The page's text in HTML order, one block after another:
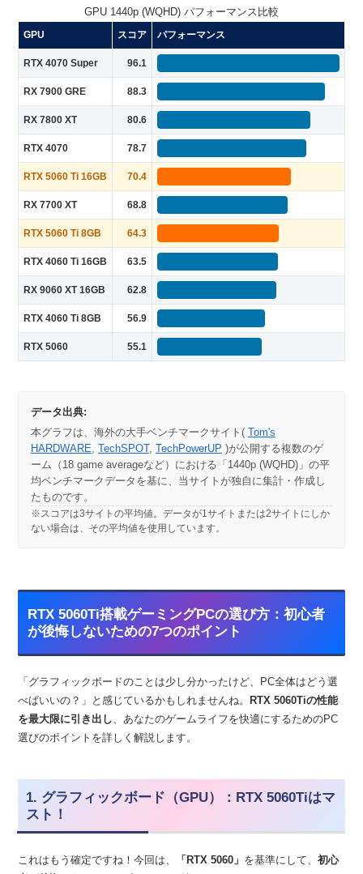
GPU 1440p (WQHD) パフォーマンス比較
GPU スコア パフォーマンス
RTX 4070 Super 96.1
RX 7900 GRE 88.3
RX 7800 XT 80.6
RTX 4070 78.7
RTX 5060 Ti 16GB 70.4
RX 7700 XT 68.8
RTX 5060 Ti 8GB 64.3
RTX 4060 Ti 16GB 63.5
RX 9060 XT 16GB 62.8
RTX 4060 Ti 8GB 56.9
RTX 5060 55.1
データ出典:
本グラフは、海外の大手ベンチマークサイト( Tom's
HARDWARE TechSPOT, TechPowerUP )が公開する複数のゲ
ーム（18 game averageなど）における「1440p (WQHD)」の平
均ベンチマークデータを基に、当サイトが独自に集計・作成し
たものです。
※スコアは3サイトの平均値。データが1サイトまたは2サイトにしか
ない場合は、その平均値を使用しています。
RTX 5060Ti搭載ゲーミングPCの選び方：初心者
が後悔しないための7つのポイント
「グラフィックボードのことは少し分かったけど、PC全体はどう選
べばいいの？」と感じているかもしれませんね。
RTX 5060Tiの性能
を最大限に引き出し、あなたのゲームライフを快適にするためのPC
選びのポイントを詳しく解説します。
1. グラフィックボード（GPU）：RTX 5060Tiはマ
スト！
これはもう確定ですね！今回は、 「RTX 5060」 を基準にして、 初心